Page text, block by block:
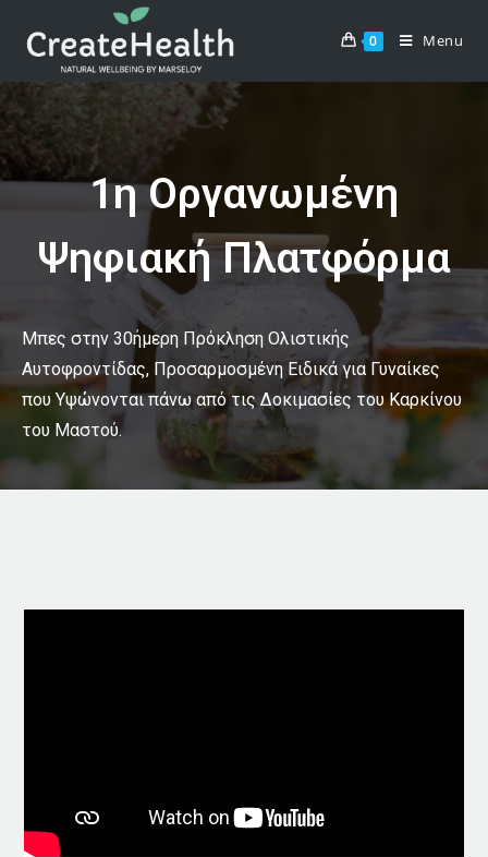
0 Menu
1η Οργανωμένη
Ψηφιακή Πλατφόρμα
Μπες στην 30ήμερη Πρόκληση Ολιστικής
Αυτοφροντίδας, Προσαρμοσμένη Ειδικά για Γυναίκες
που Υψώνονται πάνω από τις Δοκιμασίες του Καρκίνου
του Μαστού.